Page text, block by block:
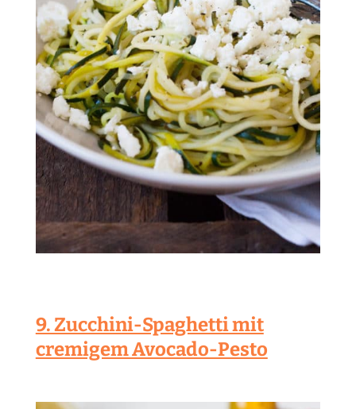
9. Zucchini-Spaghetti mit
cremigem Avocado-Pesto